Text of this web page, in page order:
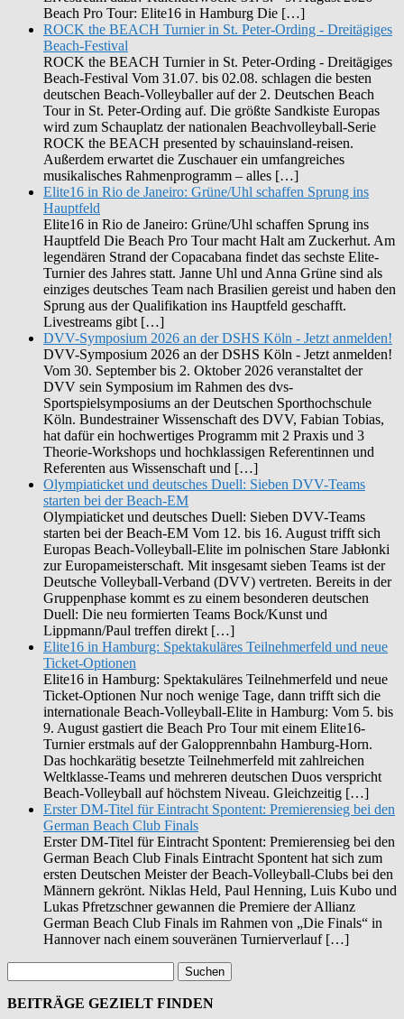
Beach Pro Tour: Elite16 in Hamburg Die […]
ROCK the BEACH Turnier in St. Peter-Ording - Dreitägiges
Beach-Festival
ROCK the BEACH Turnier in St. Peter-Ording - Dreitägiges
Beach-Festival Vom 31.07. bis 02.08. schlagen die besten
deutschen Beach-Volleyballer auf der 2. Deutschen Beach
Tour in St. Peter-Ording auf. Die größte Sandkiste Europas
wird zum Schauplatz der nationalen Beachvolleyball-Serie
ROCK the BEACH presented by schauinsland-reisen.
Außerdem erwartet die Zuschauer ein umfangreiches
musikalisches Rahmenprogramm – alles […]
Elite16 in Rio de Janeiro: Grüne/Uhl schaffen Sprung ins
Hauptfeld
Elite16 in Rio de Janeiro: Grüne/Uhl schaffen Sprung ins
Hauptfeld Die Beach Pro Tour macht Halt am Zuckerhut. Am
legendären Strand der Copacabana findet das sechste Elite-
Turnier des Jahres statt. Janne Uhl und Anna Grüne sind als
einziges deutsches Team nach Brasilien gereist und haben den
Sprung aus der Qualifikation ins Hauptfeld geschafft.
Livestreams gibt […]
DVV-Symposium 2026 an der DSHS Köln - Jetzt anmelden!
DVV-Symposium 2026 an der DSHS Köln - Jetzt anmelden!
Vom 30. September bis 2. Oktober 2026 veranstaltet der
DVV sein Symposium im Rahmen des dvs-
Sportspielsymposiums an der Deutschen Sporthochschule
Köln. Bundestrainer Wissenschaft des DVV, Fabian Tobias,
hat dafür ein hochwertiges Programm mit 2 Praxis und 3
Theorie-Workshops und hochklassigen Referentinnen und
Referenten aus Wissenschaft und […]
Olympiaticket und deutsches Duell: Sieben DVV-Teams
starten bei der Beach-EM
Olympiaticket und deutsches Duell: Sieben DVV-Teams
starten bei der Beach-EM Vom 12. bis 16. August trifft sich
Europas Beach-Volleyball-Elite im polnischen Stare Jabłonki
zur Europameisterschaft. Mit insgesamt sieben Teams ist der
Deutsche Volleyball-Verband (DVV) vertreten. Bereits in der
Gruppenphase kommt es zu einem besonderen deutschen
Duell: Die neu formierten Teams Bock/Kunst und
Lippmann/Paul treffen direkt […]
Elite16 in Hamburg: Spektakuläres Teilnehmerfeld und neue
Ticket-Optionen
Elite16 in Hamburg: Spektakuläres Teilnehmerfeld und neue
Ticket-Optionen Nur noch wenige Tage, dann trifft sich die
internationale Beach-Volleyball-Elite in Hamburg: Vom 5. bis
9. August gastiert die Beach Pro Tour mit einem Elite16-
Turnier erstmals auf der Galopprennbahn Hamburg-Horn.
Das hochkarätig besetzte Teilnehmerfeld mit zahlreichen
Weltklasse-Teams und mehreren deutschen Duos verspricht
Beach-Volleyball auf höchstem Niveau. Gleichzeitig […]
Erster DM-Titel für Eintracht Spontent: Premierensieg bei den
German Beach Club Finals
Erster DM-Titel für Eintracht Spontent: Premierensieg bei den
German Beach Club Finals Eintracht Spontent hat sich zum
ersten Deutschen Meister der Beach-Volleyball-Clubs bei den
Männern gekrönt. Niklas Held, Paul Henning, Luis Kubo und
Lukas Pfretzschner gewannen die Premiere der Allianz
German Beach Club Finals im Rahmen von „Die Finals“ in
Hannover nach einem souveränen Turnierverlauf […]
BEITRÄGE GEZIELT FINDEN